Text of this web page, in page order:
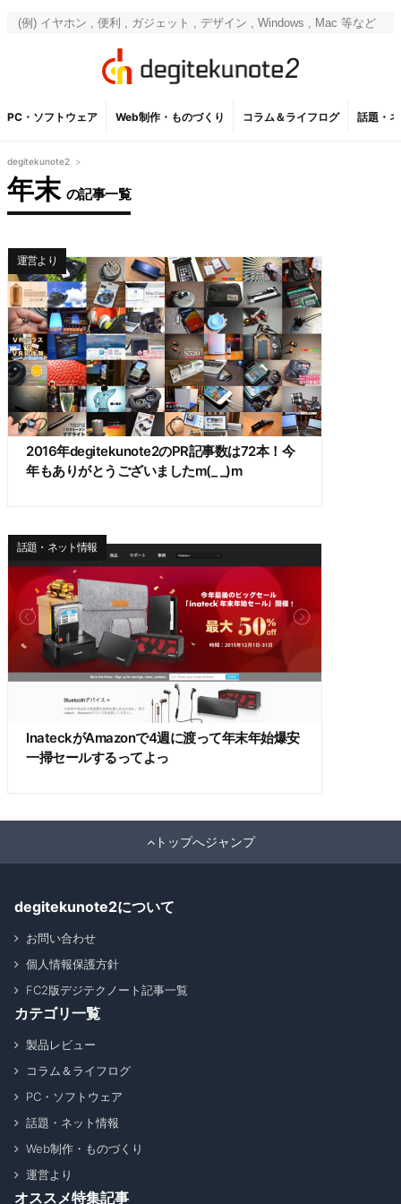
PC・ソフトウェア Web制作・ものづくり コラム＆ライフログ 話題・
degitekunote2 >
年末 の記事一覧
2016年degitekunote2のPR記事数は72本！今
年もありがとうございましたm(_ _)m
運営より
InateckがAmazonで4週に渡って年末年始爆安
一掃セールするってよっ
話題・ネット情報
トップへジャンプ
degitekunote2について
お問い合わせ
個人情報保護方針
FC2版デジテクノート記事一覧
カテゴリ一覧
製品レビュー
コラム＆ライフログ
PC・ソフトウェア
話題・ネット情報
Web制作・ものづくり
運営より
オススメ特集記事